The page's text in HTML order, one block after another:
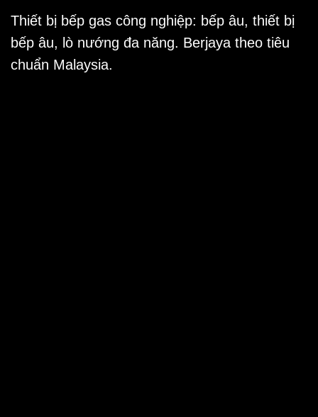
Thiết bị bếp gas công nghiệp: bếp âu, thiết bị
bếp âu, lò nướng đa năng. Berjaya theo tiêu
chuẩn Malaysia.